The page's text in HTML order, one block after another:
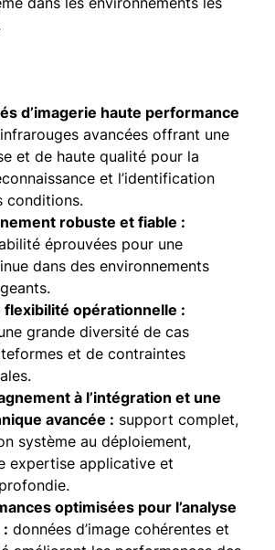
d’imagerie haute performance
avancées offrant une
et de haute qualité pour la
et l’identification
conditions.
robuste et fiable :
éprouvées pour une
dans des environnements
opérationnelle :
grande diversité de cas
et de contraintes
à l’intégration et une
avancée : support complet,
système au déploiement,
expertise applicative et
optimisées pour l’analyse
: données d’image cohérentes et